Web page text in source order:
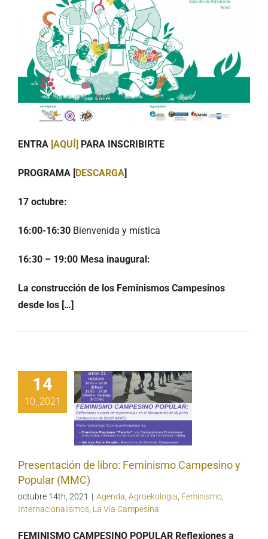
ENTRA [AQUÍ] PARA INSCRIBIRTE
PROGRAMA [DESCARGA]
17 octubre:
16:00-16:30 Bienvenida y mística
16:30 – 19:00 Mesa inaugural:
La construcción de los Feminismos Campesinos
desde los […]
14
10, 2021
de
Presentación de libro: Feminismo Campesino y
Popular (MMC)
octubre 14th, 2021 | Agenda, Agroekologia, Feminismo,
Internacionalismos, La Vía Campesina
FEMINISMO CAMPESINO POPULAR Reflexiones a